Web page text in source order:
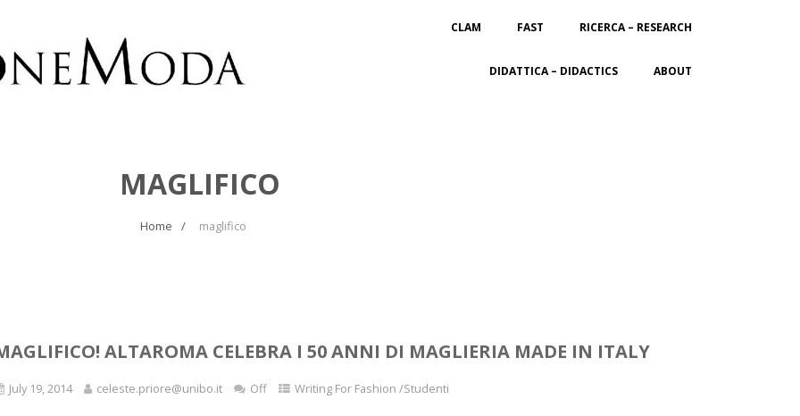
CLAM FAST RICERCA – RESEARCH
DIDATTICA – DIDACTICS ABOUT
MAGLIFICO
Home maglifico
ALTAROMA CELEBRA I 50 ANNI DI MAGLIERIA MADE IN ITALY
July 19, 2014 celeste.priore@unibo.it Off Writing For Fashion /Studenti